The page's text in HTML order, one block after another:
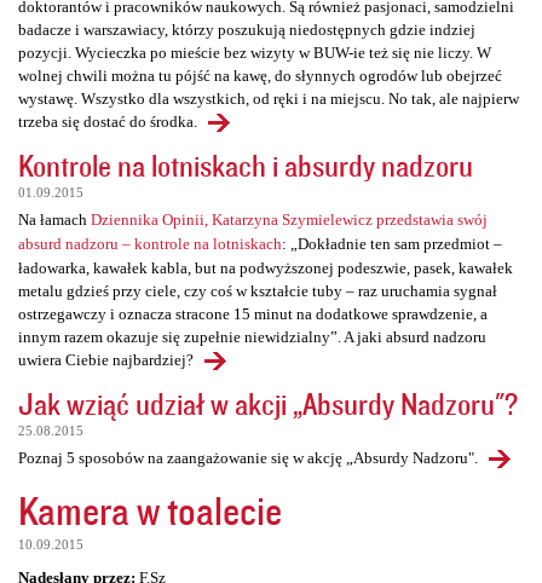
doktorantów i pracowników naukowych. Są również pasjonaci, samodzielni
badacze i warszawiacy, którzy poszukują niedostępnych gdzie indziej
pozycji. Wycieczka po mieście bez wizyty w BUW-ie też się nie liczy. W
wolnej chwili można tu pójść na kawę, do słynnych ogrodów lub obejrzeć
wystawę. Wszystko dla wszystkich, od ręki i na miejscu. No tak, ale najpierw
trzeba się dostać do środka.
Kontrole na lotniskach i absurdy nadzoru
01.09.2015
Na łamach Dziennika Opinii, Katarzyna Szymielewicz przedstawia swój
absurd nadzoru – kontrole na lotniskach: „Dokładnie ten sam przedmiot –
ładowarka, kawałek kabla, but na podwyższonej podeszwie, pasek, kawałek
metalu gdzieś przy ciele, czy coś w kształcie tuby – raz uruchamia sygnał
ostrzegawczy i oznacza stracone 15 minut na dodatkowe sprawdzenie, a
innym razem okazuje się zupełnie niewidzialny”. A jaki absurd nadzoru
uwiera Ciebie najbardziej?
Jak wziąć udział w akcji „Absurdy Nadzoru"?
25.08.2015
Poznaj 5 sposobów na zaangażowanie się w akcję „Absurdy Nadzoru".
Kamera w toalecie
10.09.2015
Nadesłany przez: F.Sz